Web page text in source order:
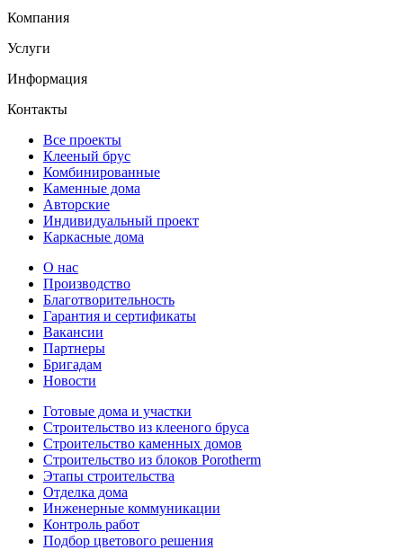
Компания
Услуги
Информация
Контакты
Все проекты
Клееный брус
Комбинированные
Каменные дома
Авторские
Индивидуальный проект
Каркасные дома
О нас
Производство
Благотворительность
Гарантия и сертификаты
Вакансии
Партнеры
Бригадам
Новости
Готовые дома и участки
Строительство из клееного бруса
Строительство каменных домов
Строительство из блоков Porotherm
Этапы строительства
Отделка дома
Инженерные коммуникации
Контроль работ
Подбор цветового решения